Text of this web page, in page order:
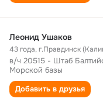
Леонид Ушаков
43 года,г.Правдинск
в/ч 20515 - Штаб
Морской базы
Добавить в друзья